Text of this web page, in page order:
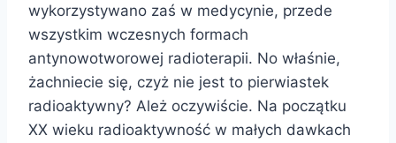
wykorzystywano zaś w medycynie, przede
wszystkim wczesnych formach
antynowotworowej radioterapii. No właśnie,
żachniecie się, czyż nie jest to pierwiastek
radioaktywny? Ależ oczywiście. Na początku
XX wieku radioaktywność w małych dawkach